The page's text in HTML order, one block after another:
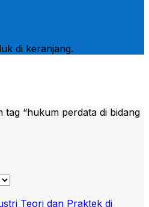
di keranjang.
tag “hukum perdata di bidang